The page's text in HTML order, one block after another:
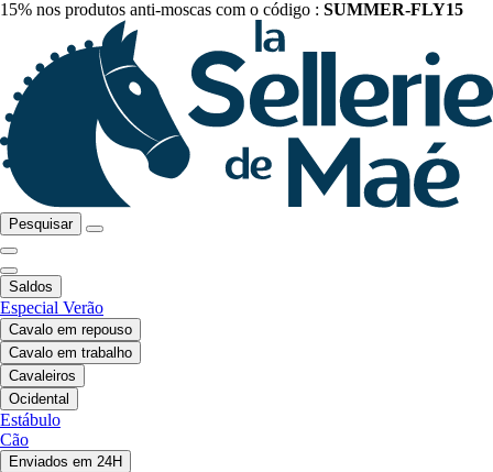
15% nos produtos anti-moscas com o código : SUMMER-FLY15
Pesquisar
Saldos
Especial Verão
Cavalo em repouso
Cavalo em trabalho
Cavaleiros
Ocidental
Estábulo
Cão
Enviados em 24H